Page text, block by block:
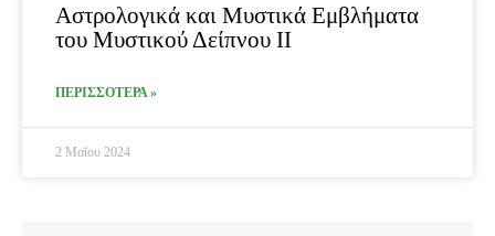
Αστρολογικά και Μυστικά Εμβλήματα
του Μυστικού Δείπνου II
ΠΕΡΙΣΣΟΤΕΡΑ »
2 Μαΐου 2024